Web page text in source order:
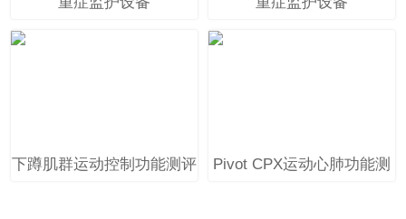
下蹲肌群运动控制功能测评
Pivot CPX运动心肺功能测